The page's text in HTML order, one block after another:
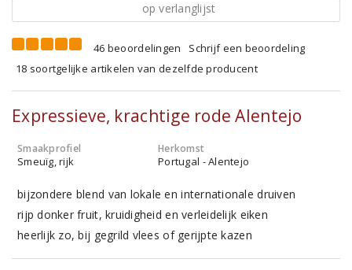
op verlanglijst
46 beoordelingen
Schrijf een beoordeling
18 soortgelijke artikelen van dezelfde producent
Expressieve, krachtige rode Alentejo
Smaakprofiel
Smeuïg, rijk
Herkomst
Portugal - Alentejo
bijzondere blend van lokale en internationale druiven
rijp donker fruit, kruidigheid en verleidelijk eiken
heerlijk zo, bij gegrild vlees of gerijpte kazen